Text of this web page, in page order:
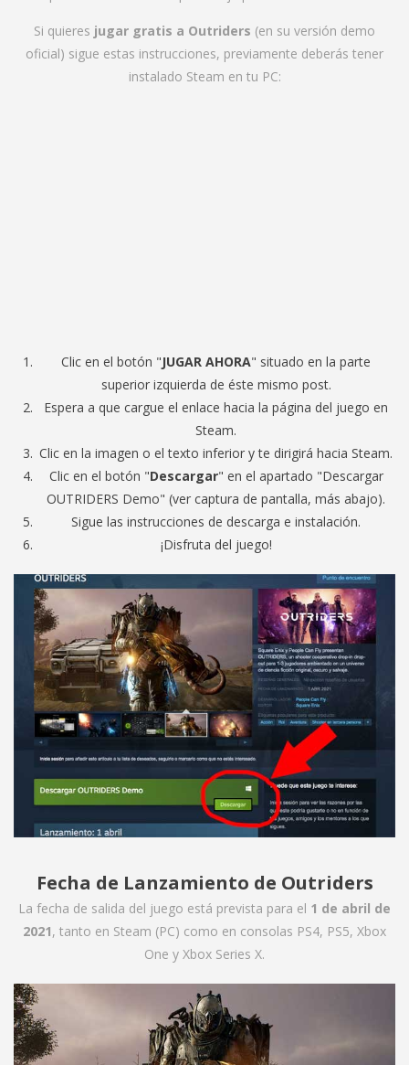
Si quieres jugar gratis a Outriders (en su versión demo
oficial) sigue estas instrucciones, previamente deberás tener
instalado Steam en tu PC:
Clic en el botón "JUGAR AHORA" situado en la parte
superior izquierda de éste mismo post.
Espera a que cargue el enlace hacia la página del juego en
Steam.
Clic en la imagen o el texto inferior y te dirigirá hacia Steam.
Clic en el botón "Descargar" en el apartado "Descargar
OUTRIDERS Demo" (ver captura de pantalla, más abajo).
Sigue las instrucciones de descarga e instalación.
¡Disfruta del juego!
Fecha de Lanzamiento de Outriders
La fecha de salida del juego está prevista para el 1 de abril de
2021, tanto en Steam (PC) como en consolas PS4, PS5, Xbox
One y Xbox Series X.